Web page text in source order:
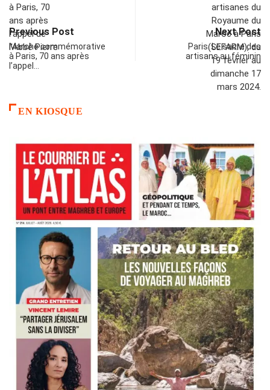
Previous Post
Marche commémorative
à Paris, 70 ans après
l’appel…
Next Post
Paris. Le sacre des
artisans au féminin
EN KIOSQUE